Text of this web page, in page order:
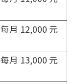
每月 12,000 元
每月 13,000 元